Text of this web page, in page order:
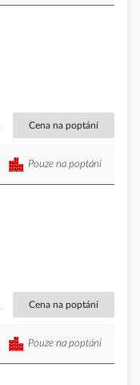
Cena na poptání
Pouze na poptání
Cena na poptání
Pouze na poptání